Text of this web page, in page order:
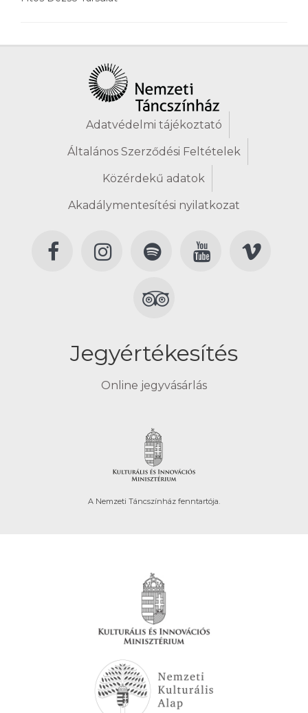
Adatvédelmi tájékoztató
Általános Szerződési Feltételek
Közérdekű adatok
Akadálymentesítési nyilatkozat
Jegyértékesítés
Online jegyvásárlás
A Nemzeti Táncszínház fenntartója.